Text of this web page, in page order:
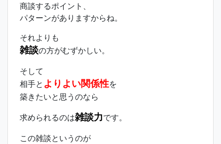
商談するポイント、
パターンがありますからね。
それよりも
雑談の方がむずかしい。
そして
相手と よりよい関係性を
築きたいと思うのなら
求められるのは雑談力です。
この雑談というのが